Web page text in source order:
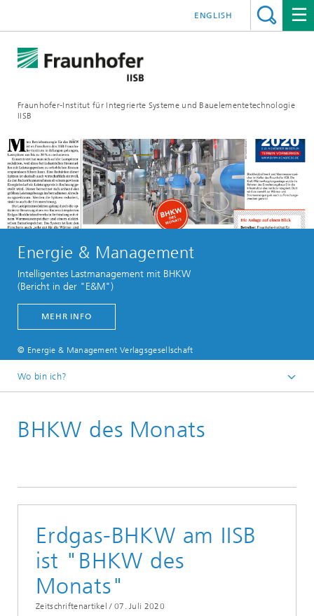
Fraunhofer-Institut für Integrierte Systeme und Bauelementetechnologie
IISB
ENGLISH
Energie & Management
Intelligentes Lastmanagement mit BHKW
(Bericht in der "E&M")
MEHR INFO
© Energie & Management Verlagsgesellschaft
Wo bin ich?
Pressearchiv
BHKW des Monats
Erdgas-BHKW am IISB
ist "BHKW des
Monats"
Zeitschriftenartikel / 07. Juli 2020